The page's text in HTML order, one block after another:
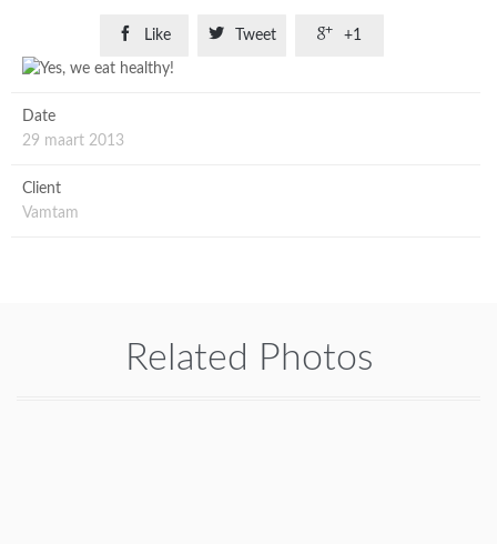
 Like  Tweet  +1
Date
29 maart 2013
Client
Vamtam
Related Photos